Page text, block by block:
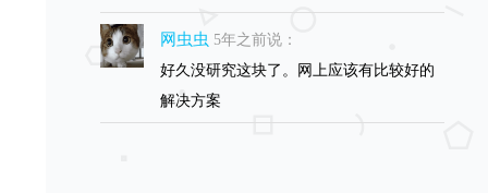
网虫虫 5年之前说：
好久没研究这块了。网上应该有比较好的
解决方案